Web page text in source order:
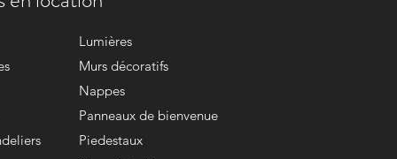
Lumières
Murs décoratifs
Nappes
Panneaux de bienvenue
Piedestaux